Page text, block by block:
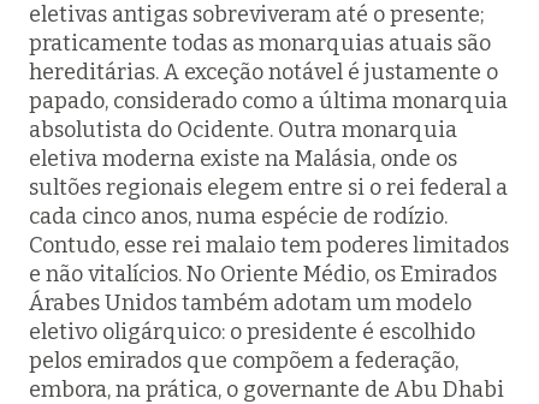
eletivas antigas sobreviveram até o presente;
praticamente todas as monarquias atuais são
hereditárias. A exceção notável é justamente o
papado, considerado como a última monarquia
absolutista do Ocidente. Outra monarquia
eletiva moderna existe na Malásia, onde os
sultões regionais elegem entre si o rei federal a
cada cinco anos, numa espécie de rodízio.
Contudo, esse rei malaio tem poderes limitados
e não vitalícios. No Oriente Médio, os Emirados
Árabes Unidos também adotam um modelo
eletivo oligárquico: o presidente é escolhido
pelos emirados que compõem a federação,
embora, na prática, o governante de Abu Dhabi